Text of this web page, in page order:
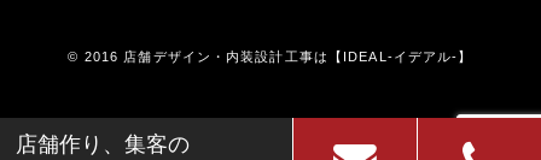
© 2016 店舗デザイン・内装設計工事は【IDEAL-イデアル-】
店舗作り、集客の